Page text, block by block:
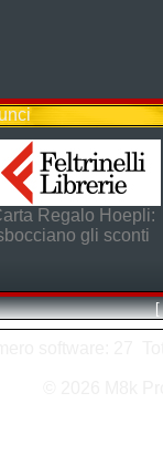
Regalo Hoepli:
gli sconti
[